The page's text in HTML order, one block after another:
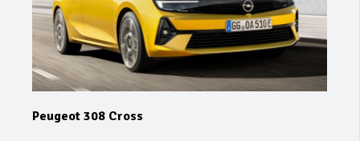
Peugeot 308 Cross